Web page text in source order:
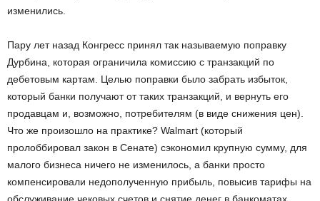
изменились.
Пару лет назад Конгресс принял так называемую поправку
Дурбина, которая ограничила комиссию с транзакций по
дебетовым картам. Целью поправки было забрать избыток,
который банки получают от таких транзакций, и вернуть его
продавцам и, возможно, потребителям (в виде снижения цен).
Что же произошло на практике? Walmart (который
пролоббировал закон в Сенате) сэкономил крупную сумму, для
малого бизнеса ничего не изменилось, а банки просто
компенсировали недополученную прибыль, повысив тарифы на